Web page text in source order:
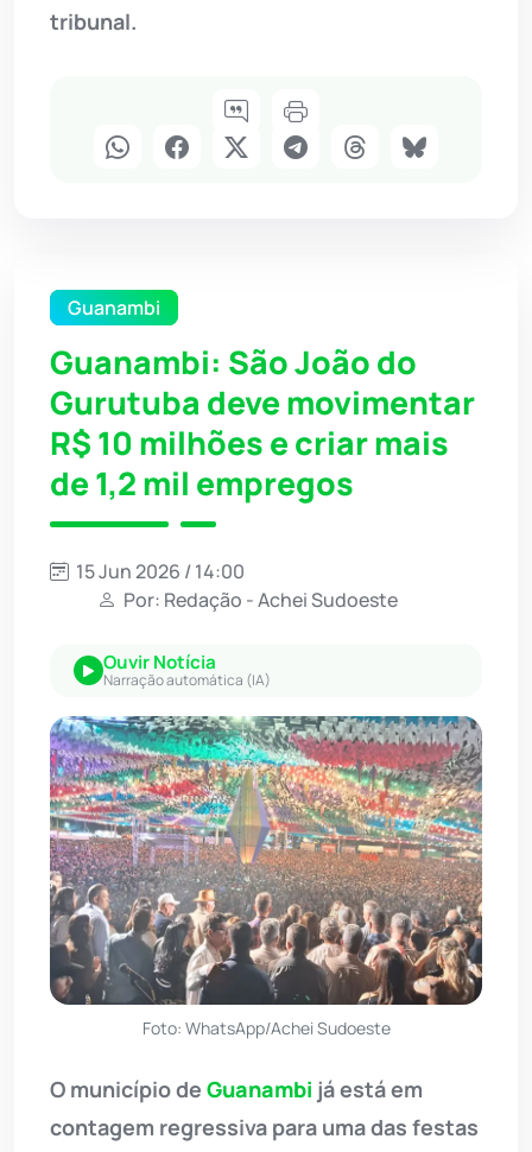
tribunal.
Guanambi
Guanambi: São João do
Gurutuba deve movimentar
R$ 10 milhões e criar mais
de 1,2 mil empregos
15 Jun 2026 / 14:00
Por: Redação - Achei Sudoeste
Ouvir Notícia
Narração automática (IA)
Foto: WhatsApp/Achei Sudoeste
O município de Guanambi já está em
contagem regressiva para uma das festas